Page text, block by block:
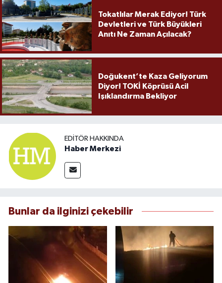
Tokatlılar Merak Ediyor! Türk
Devletleri ve Türk Büyükleri
Anıtı Ne Zaman Açılacak?
Doğukent’te Kaza Geliyorum
Diyor! TOKİ Köprüsü Acil
Işıklandırma Bekliyor
EDITÖR HAKKINDA
Haber Merkezi
Bunlar da ilginizi çekebilir